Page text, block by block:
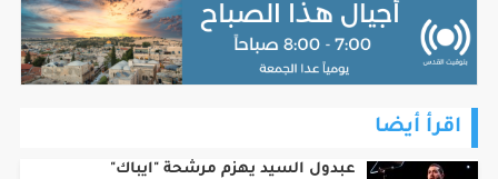
اقرأ أيضا
عبدول السيد يهزم مرشحة "ايباك"